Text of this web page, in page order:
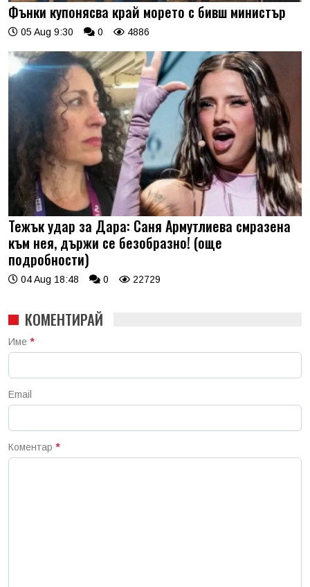
Фънки купонясва край морето с бивш министър
05 Aug 9:30 0 4886
Тежък удар за Дара: Саня Армутлиева смразена
към нея, държи се безобразно! (още
подробности)
04 Aug 18:48 0 22729
КОМЕНТИРАЙ
Име *
Email
Коментар *